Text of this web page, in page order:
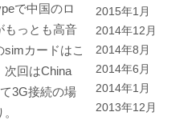
で中国のロ
もっとも高音
カードはこ
次回はChina
3G接続の場
2015年1月
2014年12月
2014年8月
2014年6月
2014年1月
2013年12月